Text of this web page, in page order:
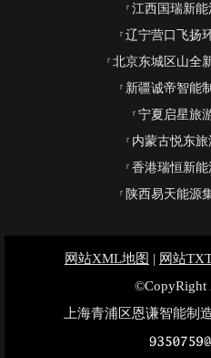
江西国瑞新能
辽宁营口飞扬
北京东城区山全
新疆诚帝智能
宁夏启星旅
内蒙古悦东旅
香港瑞恒新能
陕西易天能源
网站XML地图 | 网站
©CopyRight
上海青浦区恩谦智能制